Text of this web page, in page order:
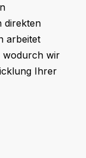
direkten
arbeitet
wodurch wir
Ihrer